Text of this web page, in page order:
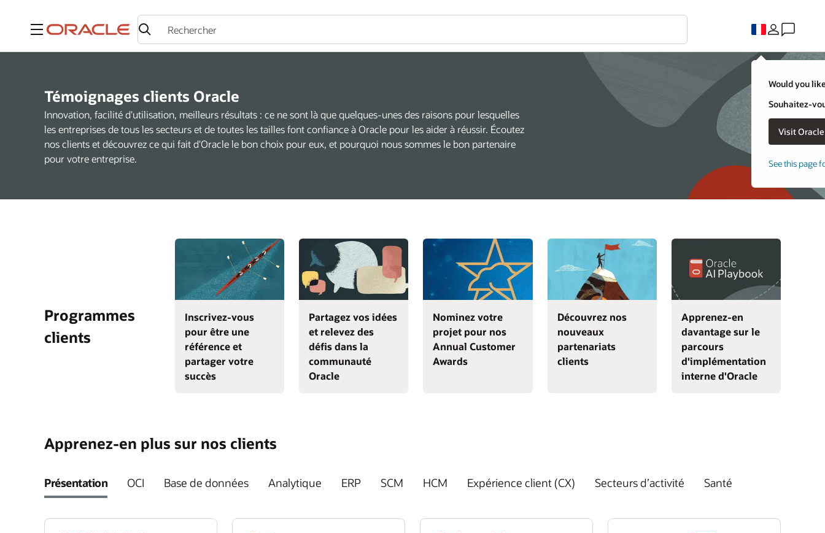
Menu
Would you
Souhaitez-
See this page
Témoignages clients Oracle
Innovation, facilité d'utilisation, meilleurs résultats : ce ne sont là que quelques-unes des raisons pour lesquelles
les entreprises de tous les secteurs et de toutes les tailles font confiance à Oracle pour les aider à réussir. Écoutez
nos clients et découvrez ce qui fait d'Oracle le bon choix pour eux, et pourquoi nous sommes le bon partenaire
pour votre entreprise.
Programmes
clients
Inscrivez-vous
pour être une
référence et
partager votre
succès
Partagez vos idées
et relevez des
défis dans la
communauté
Oracle
Nominez votre
projet pour nos
Annual Customer
Awards
Découvrez nos
nouveaux
partenariats
clients
Apprenez-en
davantage sur le
parcours
d'implémentation
interne d'Oracle
Apprenez-en plus sur nos clients
Présentation OCI Base de données Analytique ERP SCM HCM Expérience client (CX) Secteurs d’activité Santé